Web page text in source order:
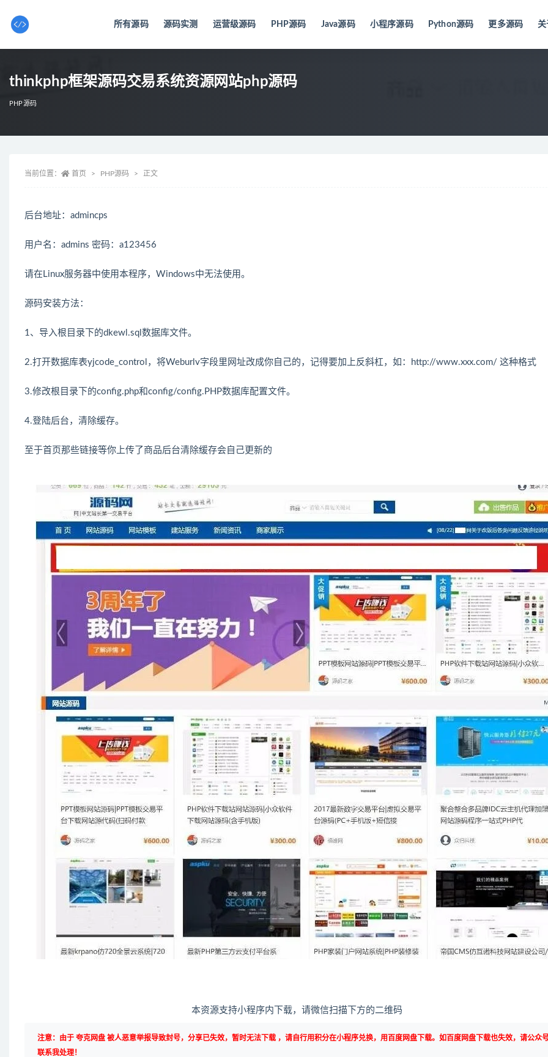
所有源码 源码实测 运营级源码 PHP源码 Java源码 小程序源码 Python源码 更多源码
thinkphp框架源码交易系统资源网站php源码
PHP源码
当前位置： 首页 PHP源码 正文
后台地址：admincps
用户名：admins 密码：a123456
请在Linux服务器中使用本程序，Windows中无法使用。
源码安装方法：
1、导入根目录下的dkewl.sql数据库文件。
2.打开数据库表yjcode_control，将Weburlv字段里网址改成你自己的，记得要加上反斜杠，如：http://www.xxx.com/ 这种格式
3.修改根目录下的config.php和config/config.PHP数据库配置文件。
4.登陆后台，清除缓存。
至于首页那些链接等你上传了商品后台清除缓存会自己更新的
本资源支持小程序内下载，请微信扫描下方的二维码
注意：由于 夸克网盘 被人恶意举报导致封号，分享已失效，暂时无法下载 ，请自行用积分在小程序兑换，用百度网盘下载。如百度网盘下载也失效，请公众
联系我处理！